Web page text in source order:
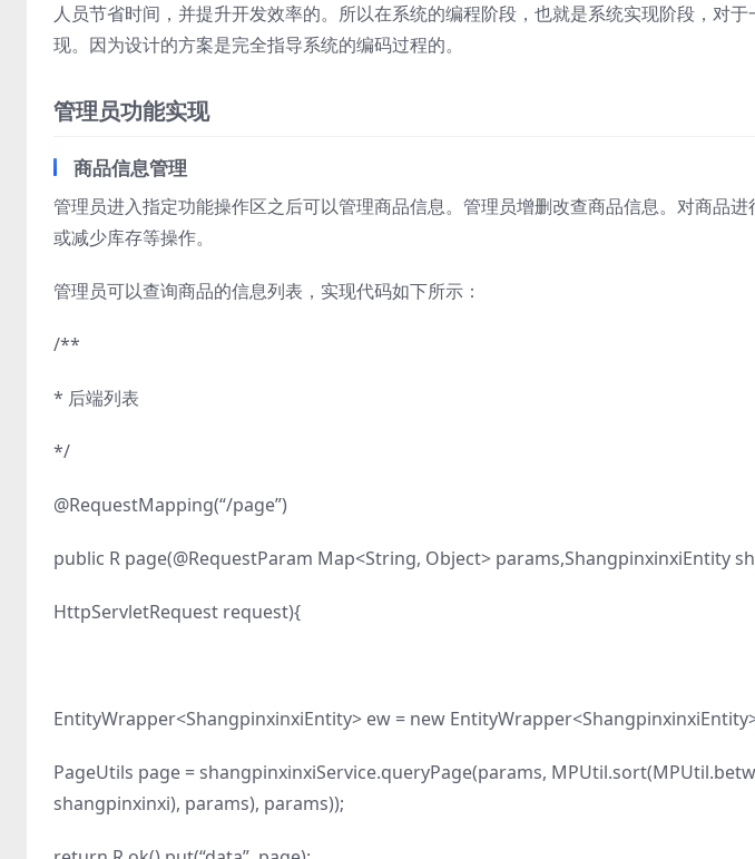
人员节省时间，并提升开发效率的。所以在系统的编程阶段，也就是系统实现阶段，对
现。因为设计的方案是完全指导系统的编码过程的。
管理员功能实现
商品信息管理
管理员进入指定功能操作区之后可以管理商品信息。管理员增删改查商品信息。对商品
或减少库存等操作。
管理员可以查询商品的信息列表，实现代码如下所示：
/**
* 后端列表
*/
@RequestMapping(“/page”)
public R page(@RequestParam Map<String, Object> params,ShangpinxinxiEntity
HttpServletRequest request){
EntityWrapper<ShangpinxinxiEntity> ew = new
PageUtils page = shangpinxinxiService.queryPage(params,
shangpinxinxi), params), params));